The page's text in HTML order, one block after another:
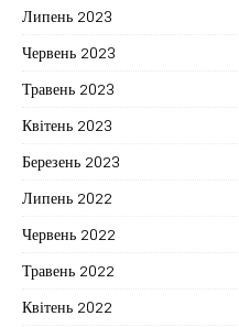
Липень 2023
Червень 2023
Травень 2023
Квітень 2023
Березень 2023
Липень 2022
Червень 2022
Травень 2022
Квітень 2022